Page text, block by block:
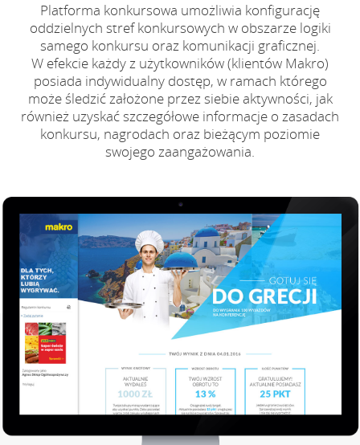
Platforma konkursowa umożliwia konfigurację
oddzielnych stref konkursowych w obszarze logiki
samego konkursu oraz komunikacji graficznej.
W efekcie każdy z użytkowników (klientów Makro)
posiada indywidualny dostęp, w ramach którego
może śledzić założone przez siebie aktywności, jak
również uzyskać szczegółowe informacje o zasadach
konkursu, nagrodach oraz bieżącym poziomie
swojego zaangażowania.